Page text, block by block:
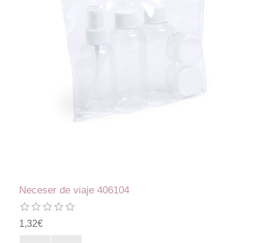
Neceser de viaje 406104
1,32€